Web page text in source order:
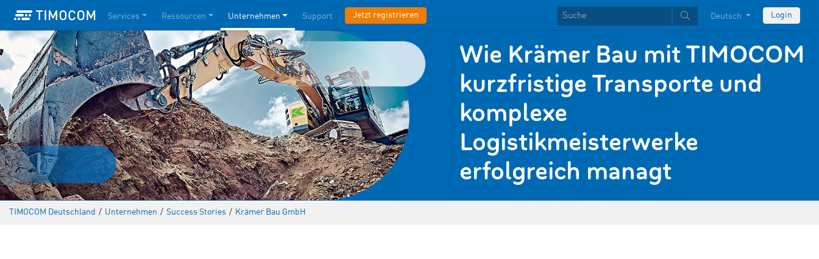
Services Ressourcen Unternehmen Support Jetzt registrieren Deutsch Login
Wie Krämer Bau mit TIMOCOM
kurzfristige Transporte und
komplexe
Logistikmeisterwerke
erfolgreich managt
TIMOCOM Deutschland / Unternehmen / Success Stories / Krämer Bau GmbH